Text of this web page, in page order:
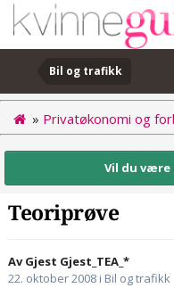
Bil og trafikk
» Privatøkonomi og
Vil du være
Teoriprøve
Av Gjest Gjest_TEA_*
22. oktober 2008 i Bil og trafikk